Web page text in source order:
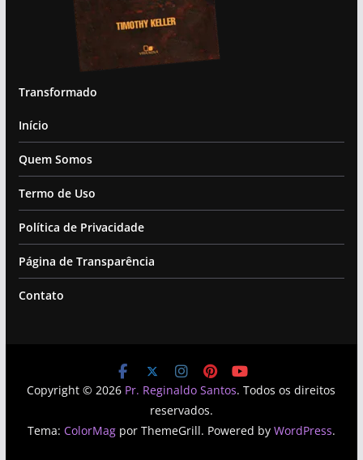
Transformado
Início
Quem Somos
Termo de Uso
Política de Privacidade
Página de Transparência
Contato
Copyright © 2026 Pr. Reginaldo Santos. Todos os direitos
reservados.
Tema: ColorMagpor ThemeGrill. Powered by WordPress.